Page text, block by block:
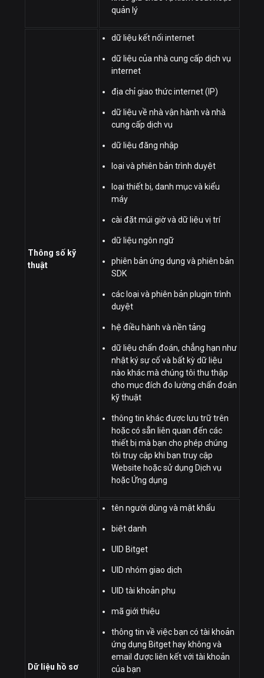
quản lý
Thông số kỹ
thuật
dữ liệu kết nối internet
dữ liệu của nhà cung cấp dịch vụ
internet
địa chỉ giao thức internet (IP)
dữ liệu về nhà vận hành và nhà
cung cấp dịch vụ
dữ liệu đăng nhập
loại và phiên bản trình duyệt
loại thiết bị, danh mục và kiểu
máy
cài đặt múi giờ và dữ liệu vị trí
dữ liệu ngôn ngữ
phiên bản ứng dụng và phiên bản
SDK
các loại và phiên bản plugin trình
duyệt
hệ điều hành và nền tảng
dữ liệu chẩn đoán, chẳng hạn như
nhật ký sự cố và bất kỳ dữ liệu
nào khác mà chúng tôi thu thập
cho mục đích đo lường chẩn đoán
kỹ thuật
thông tin khác được lưu trữ trên
hoặc có sẵn liên quan đến các
thiết bị mà bạn cho phép chúng
tôi truy cập khi bạn truy cập
Website hoặc sử dụng Dịch vụ
hoặc Ứng dụng
Dữ liệu hồ sơ
tên người dùng và mật khẩu
biệt danh
UID Bitget
UID nhóm giao dịch
UID tài khoản phụ
mã giới thiệu
thông tin về việc bạn có tài khoản
ứng dụng Bitget hay không và
email được liên kết với tài khoản
của bạn